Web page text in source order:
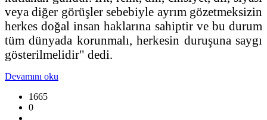
veya diğer görüşler sebebiyle ayrım gözetmeksizin
herkes doğal insan haklarına sahiptir ve bu durum
tüm dünyada korunmalı, herkesin duruşuna saygı
gösterilmelidir" dedi.
Devamını oku
1665
0